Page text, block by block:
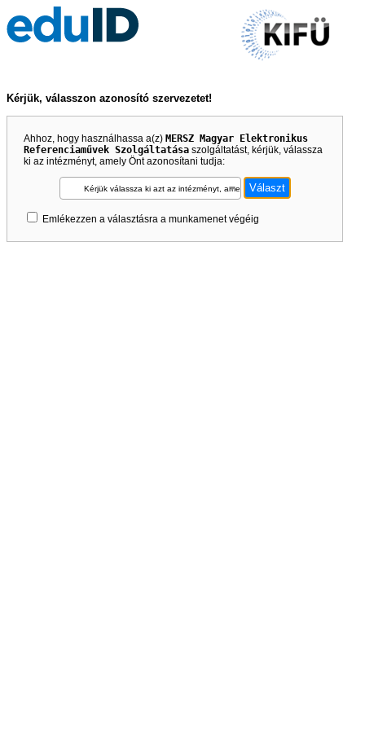
Kérjük, válasszon azonosító szervezetet!
Ahhoz, hogy használhassa a(z) MERSZ Magyar Elektronikus
Referenciaművek Szolgáltatása szolgáltatást, kérjük, válassza
ki az intézményt, amely Önt azonosítani tudja:
Kérjük válassza ki azt az intézményt, amely Önt azonosítani tudja!
Emlékezzen a választásra a munkamenet végéig